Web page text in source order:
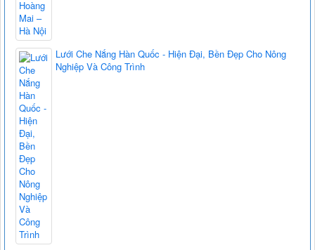
Lưới Che Nắng Hàn Quốc - Hiện Đại, Bền Đẹp Cho Nông
Nghiệp Và Công Trình